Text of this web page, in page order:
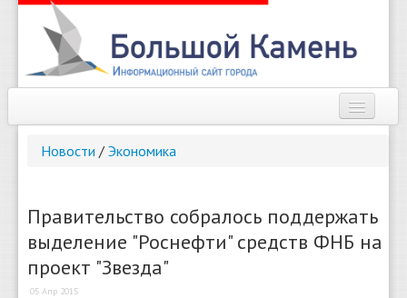
Справочник
Погода
Новости / Экономика
Правительство собралось поддержать
выделение "Роснефти" средств ФНБ на
проект "Звезда"
05 Апр 2015